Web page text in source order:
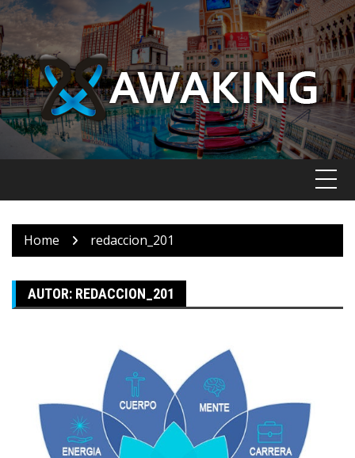
Skip
to
content
Home redaccion_201
AUTOR: REDACCION_201